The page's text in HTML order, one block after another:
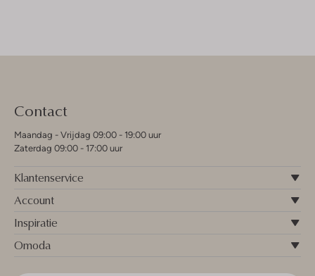
Contact
Maandag - Vrijdag 09:00 - 19:00 uur
Zaterdag 09:00 - 17:00 uur
Klantenservice
Account
Inspiratie
Omoda